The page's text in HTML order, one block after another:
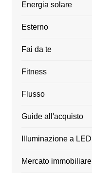
Energia solare
Esterno
Fai da te
Fitness
Flusso
Guide all'acquisto
Illuminazione a LED
Mercato immobiliare